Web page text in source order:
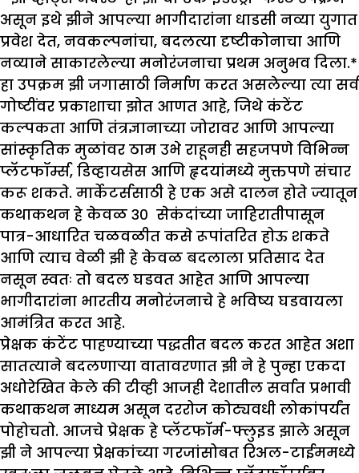
असून इथे झीने आपल्या भागीदारांना धाडसी नव्या युगात
प्रवेश देत, नवकल्पनांचा, बदलत्या दृष्टीकोनाचा आणि
नव्याने साकारलेल्या मनोरंजनाचा प्रथम अनुभव दिला.*
हा उपक्रम झी जगासाठी निर्माण करत असलेल्या त्या सर्व
गोष्टींवर प्रकाशाचा झोत आणत आहे, जिथे कंटेंट
कल्पकता आणि तंत्रज्ञानाच्या जोरावर आणि आपल्या
सांस्कृतिक मुळांवर ठाम उभे राहूनही सहजपणे विभिन्न
प्लॅटफॉर्म्स, डिव्हायसेस आणि हृदयांमध्ये मुक्तपणे संचार
करू शकते. मार्केटर्ससाठी हे एक असे दालन होते ज्यातून
कथाकथन हे केवळ ३० सेकंदांच्या जाहिरातीपासून
पात्र-आधारित चळवळीत कसे रूपांतरित होऊ शकते
आणि त्याच वेळी झी हे केवळ बदलाला प्रतिसाद देत
नसून स्वतः तो बदल घडवत आहेत आणि आपल्या
भागीदारांना भारतीय मनोरंजनाचे हे भविष्य घडवायला
आमंत्रित करत आहे.
प्रेक्षक कंटेंट पाहण्याच्या पद्धतीत बदल करत आहेत अशा
सातत्याने बदलणाऱ्या वातावरणात झी ने हे पुन्हा एकदा
अधोरेखित केले की टीव्ही आजही देशातील सर्वात प्रभावी
कथाकथन माध्यम असून दररोज कोट्यवधी लोकांपर्यंत
पोहोचतो. आजचे प्रेक्षक हे प्लॅटफॉर्म-फ्लुइड झाले असून
झी ने आपल्या प्रेक्षकांच्या गरजांसोबत रिअल-टाईममध्ये